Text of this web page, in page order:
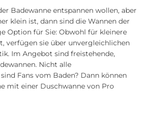
Badewanne entspannen wollen, aber
klein ist, dann sind die Wannen der
Option für Sie: Obwohl für kleinere
verfügen sie über unvergleichlichen
Im Angebot sind freistehende,
Nicht alle
Fans vom Baden? Dann können
mit einer Duschwanne von Pro